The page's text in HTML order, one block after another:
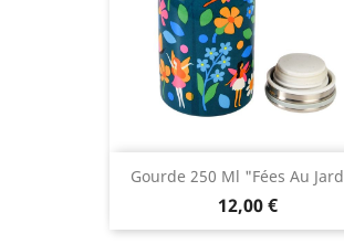
Gourde 250 Ml "Fées Au
12,00 €